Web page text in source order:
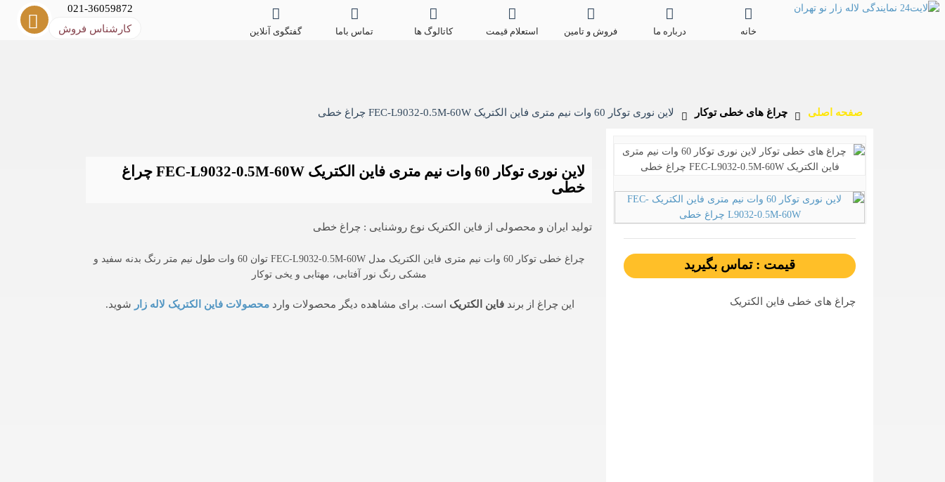
خانه درباره ما فروش و تامین استعلام قیمت کاتالوگ ها تماس باما گفتگوی آنلاین
021-36059872
کارشناس فروش
صفحه اصلی چراغ های خطی توکار لاین نوری توکار 60 وات نیم متری فاین الکتریک FEC-L9032-0.5M-60W چراغ خطی
قیمت : تماس بگیرید
چراغ های خطی فاین الکتریک
لاین نوری توکار 60 وات نیم متری فاین الکتریک FEC-L9032-0.5M-60W چراغ
خطی
تولید ایران و محصولی از فاین الکتریک نوع روشنایی : چراغ خطی
چراغ خطی توکار 60 وات نیم متری فاین الکتریک مدل FEC-L9032-0.5M-60W توان 60 وات طول نیم متر رنگ بدنه سفید و
مشکی رنگ نور آفتابی، مهتابی و یخی توکار
این چراغ از برند فاین الکتریک است. برای مشاهده دیگر محصولات وارد محصولات فاین الکتریک لاله زار شوید.